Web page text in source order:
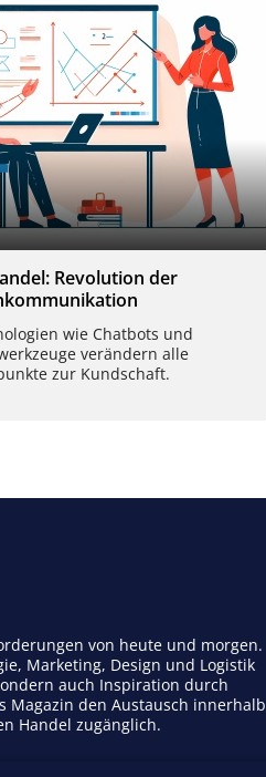
Revolution der
wie Chatbots und
verändern alle
zur Kundschaft.
von heute und morgen.
Marketing, Design und Logistik
auch Inspiration durch
Magazin den Austausch innerhalb
Handel zugänglich.